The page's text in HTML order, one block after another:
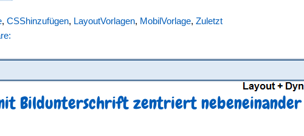
, CSShinzufügen, LayoutVorlagen, MobilVorlage, Zuletzt
Bildunterschrift zentriert nebeneinander